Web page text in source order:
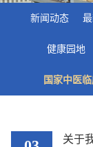
新闻动态
健康园地
国家中医
关于